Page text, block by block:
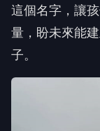
這個名字，讓
量，盼未來能
子。